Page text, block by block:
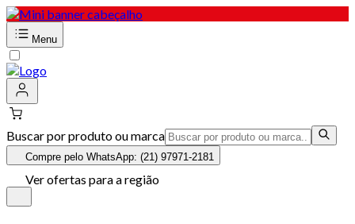
Menu
Buscar por produto ou marca
Compre pelo WhatsApp: (21) 97971-2181
Ver ofertas para a região